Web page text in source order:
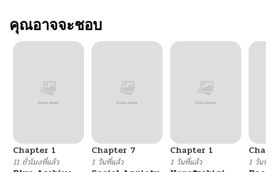
คุณอาจจะชอบ
Chapter 1
11 ชั่วโมงที่แล้ว
Chapter 7
1 วันที่แล้ว
Chapter 1
1 วันที่แล้ว 1 วันที่แ